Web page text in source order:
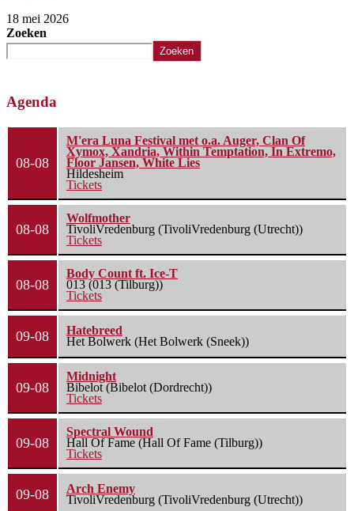
18 mei 2026
Zoeken
Zoeken
Agenda
08-08
M'era Luna Festival met o.a. Auger, Clan Of
Xymox, Xandria, Within Temptation, In Extremo,
Floor Jansen, White Lies
Hildesheim
Tickets
08-08
Wolfmother
TivoliVredenburg (TivoliVredenburg (Utrecht))
Tickets
08-08
Body Count ft. Ice-T
013 (013 (Tilburg))
Tickets
09-08
Hatebreed
Het Bolwerk (Het Bolwerk (Sneek))
09-08
Midnight
Bibelot (Bibelot (Dordrecht))
Tickets
09-08
Spectral Wound
Hall Of Fame (Hall Of Fame (Tilburg))
Tickets
09-08
Arch Enemy
TivoliVredenburg (TivoliVredenburg (Utrecht))